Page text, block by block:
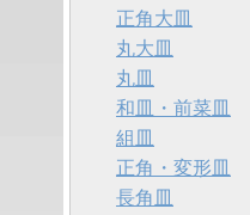
正角大皿
丸大皿
丸皿
和皿・前菜皿
組皿
正角・変形皿
長角皿